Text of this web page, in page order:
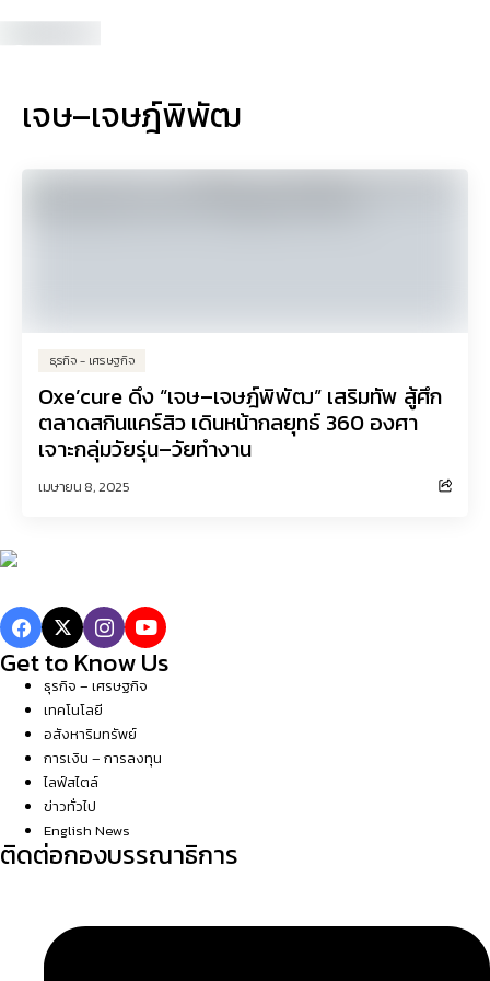
เจษ–เจษฎ์พิพัฒ
ธุรกิจ - เศรษฐกิจ
Oxe’cure ดึง “เจษ–เจษฎ์พิพัฒ” เสริมทัพ สู้ศึก
ตลาดสกินแคร์สิว เดินหน้ากลยุทธ์ 360 องศา
เจาะกลุ่มวัยรุ่น–วัยทำงาน
เมษายน 8, 2025
Get to Know Us
ธุรกิจ – เศรษฐกิจ
เทคโนโลยี
อสังหาริมทรัพย์
การเงิน – การลงทุน
ไลฟ์สไตล์
ข่าวทั่วไป
English News
ติดต่อกองบรรณาธิการ